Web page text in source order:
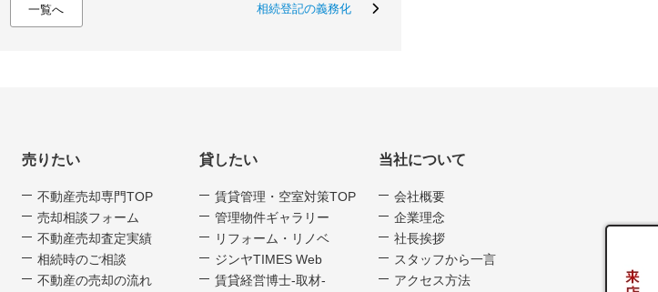
一覧へ 相続登記の義務化
売りたい
不動産売却専門TOP
売却相談フォーム
不動産売却査定実績
相続時のご相談
不動産の売却の流れ
貸したい
賃貸管理・空室対策TOP
管理物件ギャラリー
リフォーム・リノベ
ジンヤTIMES Web
賃貸経営博士-取材-
当社について
会社概要
企業理念
社長挨拶
スタッフから一言
アクセス方法